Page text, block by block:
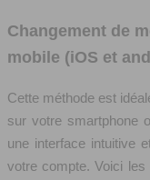
Changement de
mobile (iOS et
Cette méthode est
sur votre smartphone
une interface intuitive
votre compte. Voici